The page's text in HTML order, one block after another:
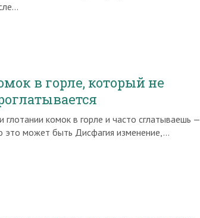
в горле, который не
глотании комок в горле и часто сглатываешь —
это может быть Дисфагия изменение,…